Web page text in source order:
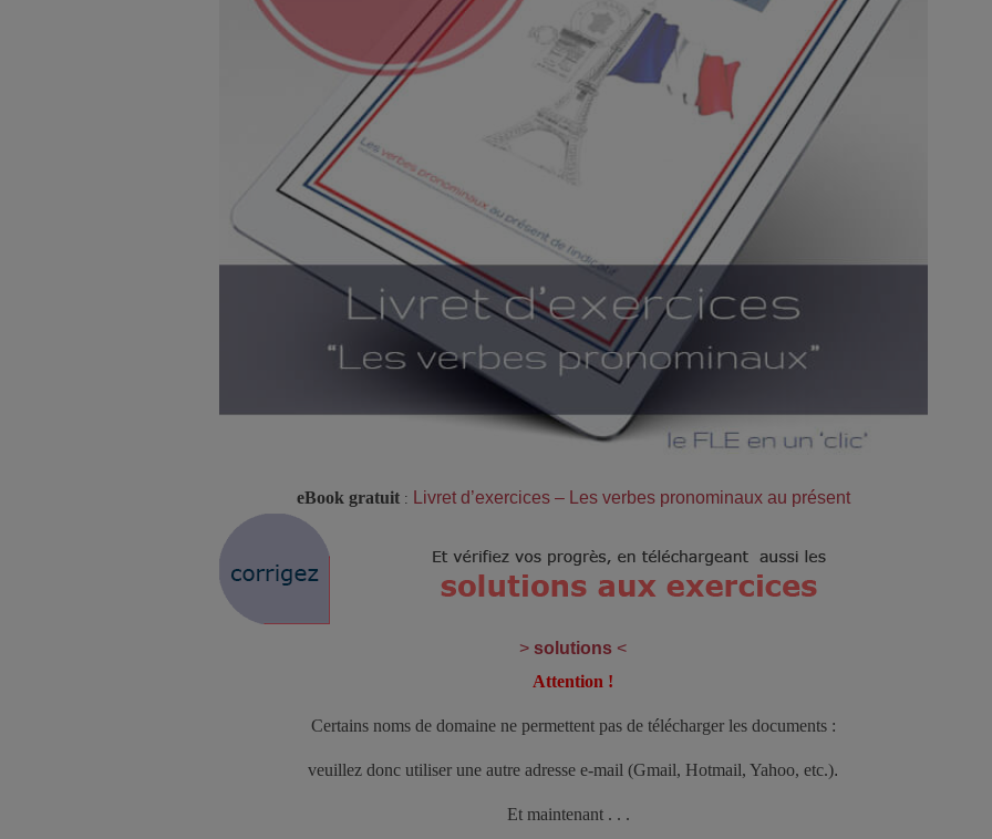
eBook gratuit : Livret d’exercices – Les verbes pronominaux au présent
> solutions <
Attention !
Certains noms de domaine ne permettent pas de télécharger les documents :
veuillez donc utiliser une autre adresse e-mail (Gmail, Hotmail, Yahoo, etc.).
Et maintenant . . .